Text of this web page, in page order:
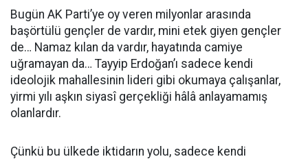
Bugün AK Parti’ye oy veren milyonlar arasında
başörtülü gençler de vardır, mini etek giyen gençler
de… Namaz kılan da vardır, hayatında camiye
uğramayan da… Tayyip Erdoğan’ı sadece kendi
ideolojik mahallesinin lideri gibi okumaya çalışanlar,
yirmi yılı aşkın siyasî gerçekliği hâlâ anlayamamış
olanlardır.
Çünkü bu ülkede iktidarın yolu, sadece kendi